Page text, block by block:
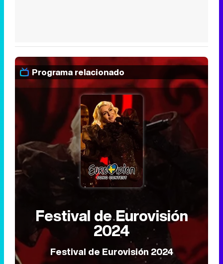
Programa relacionado
Festival de Eurovisión
2024
Festival de Eurovisión 2024